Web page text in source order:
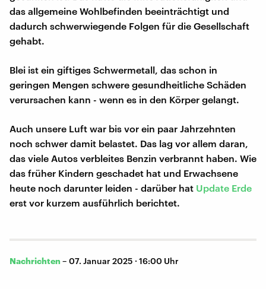
das allgemeine Wohlbefinden beeinträchtigt und
dadurch schwerwiegende Folgen für die Gesellschaft
gehabt.
Blei ist ein giftiges Schwermetall, das schon in
geringen Mengen schwere gesundheitliche Schäden
verursachen kann - wenn es in den Körper gelangt.
Auch unsere Luft war bis vor ein paar Jahrzehnten
noch schwer damit belastet. Das lag vor allem daran,
das viele Autos verbleites Benzin verbrannt haben. Wie
das früher Kindern geschadet hat und Erwachsene
heute noch darunter leiden - darüber hat Update Erde
erst vor kurzem ausführlich berichtet.
Nachrichten – 07. Januar 2025 · 16:00 Uhr